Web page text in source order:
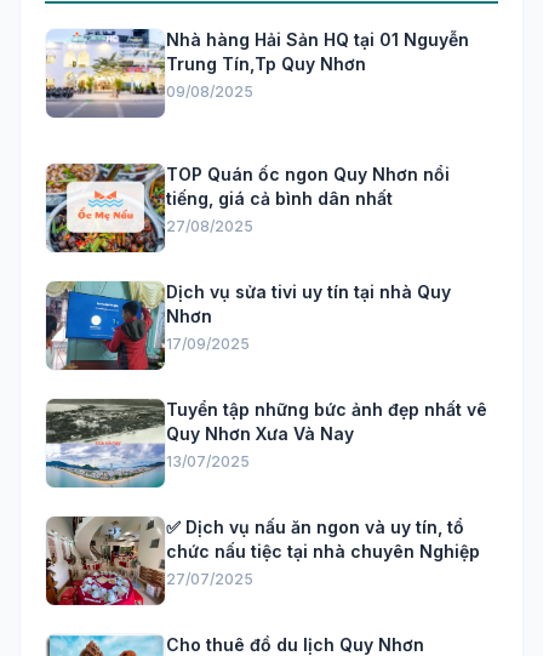
Nhà hàng Hải Sản HQ tại 01 Nguyễn
Trung Tín,Tp Quy Nhơn
09/08/2025
TOP Quán ốc ngon Quy Nhơn nổi
tiếng, giá cả bình dân nhất
27/08/2025
Dịch vụ sửa tivi uy tín tại nhà Quy
Nhơn
17/09/2025
Tuyển tập những bức ảnh đẹp nhất vê
Quy Nhơn Xưa Và Nay
13/07/2025
✅ Dịch vụ nấu ăn ngon và uy tín, tổ
chức nấu tiệc tại nhà chuyên Nghiệp
27/07/2025
Cho thuê đồ du lịch Quy Nhơn